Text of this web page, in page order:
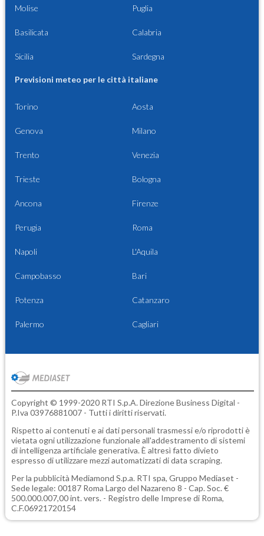
Molise Puglia
Basilicata Calabria
Sicilia Sardegna
Previsioni meteo per le città italiane
Torino Aosta
Genova Milano
Trento Venezia
Trieste Bologna
Ancona Firenze
Perugia Roma
Napoli L'Aquila
Campobasso Bari
Potenza Catanzaro
Palermo Cagliari
Copyright © 1999-2020 RTI S.p.A. Direzione Business Digital -
P.Iva 03976881007 - Tutti i diritti riservati.
Rispetto ai contenuti e ai dati personali trasmessi e/o riprodotti è
vietata ogni utilizzazione funzionale all'addestramento di sistemi
di intelligenza artificiale generativa. È altresì fatto divieto
espresso di utilizzare mezzi automatizzati di data scraping.
Per la pubblicità Mediamond S.p.a. RTI spa, Gruppo Mediaset -
Sede legale: 00187 Roma Largo del Nazareno 8 - Cap. Soc. €
500.000.007,00 int. vers. - Registro delle Imprese di Roma,
C.F.06921720154